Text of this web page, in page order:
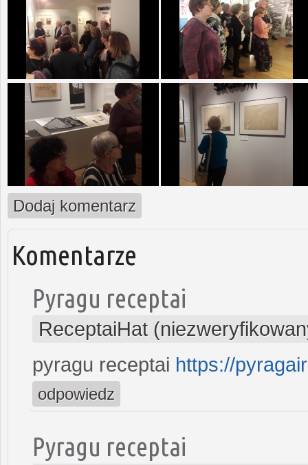
Dodaj komentarz
Komentarze
Pyragu receptai
ReceptaiHat
pyragu receptai https://
odpowiedz
Pyragu receptai